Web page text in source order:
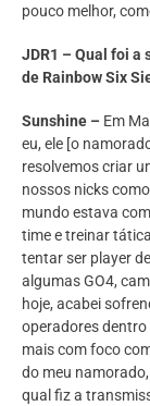
pouco melhor,
JDR1 – Qual foi a
de Rainbow Six
Sunshine – Em
eu, ele [o
resolvemos criar
nossos nicks
mundo estava
time e treinar
tentar ser player
algumas GO4,
hoje, acabei
operadores dentro
mais com foco
do meu
qual fiz a